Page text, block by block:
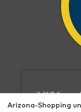
Arizona-Shopping